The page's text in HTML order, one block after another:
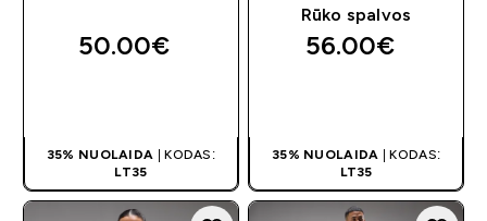
50.00€‎
35% NUOLAIDA | KODAS:
LT35
Rūko spalvos
56.00€‎
35% NUOLAIDA | KODAS:
LT35